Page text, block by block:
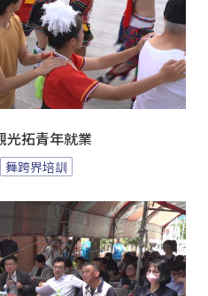
光拓青年就業
舞跨界培訓